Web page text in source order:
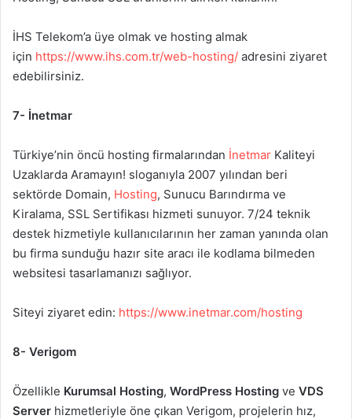
İHS Telekom’a üye olmak ve hosting almak
için https://www.ihs.com.tr/web-hosting/ adresini ziyaret
edebilirsiniz.
7- İnetmar
Türkiye’nin öncü hosting firmalarından İnetmar Kaliteyi
Uzaklarda Aramayın! sloganıyla 2007 yılından beri
sektörde Domain, Hosting, Sunucu Barındırma ve
Kiralama, SSL Sertifikası hizmeti sunuyor. 7/24 teknik
destek hizmetiyle kullanıcılarının her zaman yanında olan
bu firma sunduğu hazır site aracı ile kodlama bilmeden
websitesi tasarlamanızı sağlıyor.
Siteyi ziyaret edin: https://www.inetmar.com/hosting
8- Verigom
Özellikle Kurumsal Hosting, WordPress Hosting ve VDS
Server hizmetleriyle öne çıkan Verigom, projelerin hız,